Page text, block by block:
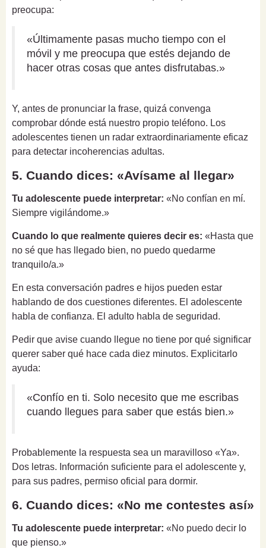
preocupa:
«Últimamente pasas mucho tiempo con el
móvil y me preocupa que estés dejando de
hacer otras cosas que antes disfrutabas.»
Y, antes de pronunciar la frase, quizá convenga
comprobar dónde está nuestro propio teléfono. Los
adolescentes tienen un radar extraordinariamente eficaz
para detectar incoherencias adultas.
5. Cuando dices: «Avísame al llegar»
Tu adolescente puede interpretar: «No confían en mí.
Siempre vigilándome.»
Cuando lo que realmente quieres decir es: «Hasta que
no sé que has llegado bien, no puedo quedarme
tranquilo/a.»
En esta conversación padres e hijos pueden estar
hablando de dos cuestiones diferentes. El adolescente
habla de confianza. El adulto habla de seguridad.
Pedir que avise cuando llegue no tiene por qué significar
querer saber qué hace cada diez minutos. Explicitarlo
ayuda:
«Confío en ti. Solo necesito que me escribas
cuando llegues para saber que estás bien.»
Probablemente la respuesta sea un maravilloso «Ya».
Dos letras. Información suficiente para el adolescente y,
para sus padres, permiso oficial para dormir.
6. Cuando dices: «No me contestes así»
Tu adolescente puede interpretar: «No puedo decir lo
que pienso.»